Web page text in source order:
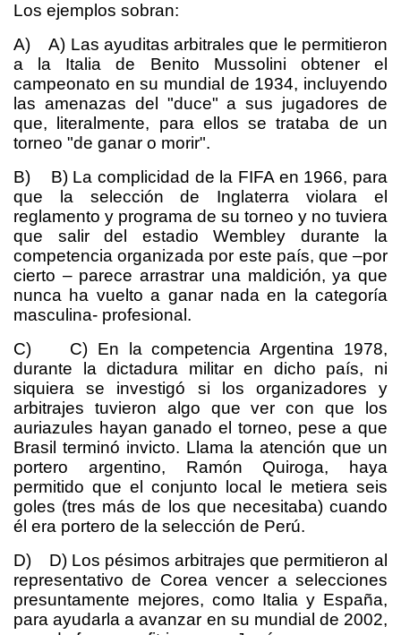
Los ejemplos sobran:
A) A) Las ayuditas arbitrales que le permitieron
a la Italia de Benito Mussolini obtener el
campeonato en su mundial de 1934, incluyendo
las amenazas del "duce" a sus jugadores de
que, literalmente, para ellos se trataba de un
torneo "de ganar o morir".
B) B) La complicidad de la FIFA en 1966, para
que la selección de Inglaterra violara el
reglamento y programa de su torneo y no tuviera
que salir del estadio Wembley durante la
competencia organizada por este país, que –por
cierto – parece arrastrar una maldición, ya que
nunca ha vuelto a ganar nada en la categoría
masculina- profesional.
C) C) En la competencia Argentina 1978,
durante la dictadura militar en dicho país, ni
siquiera se investigó si los organizadores y
arbitrajes tuvieron algo que ver con que los
auriazules hayan ganado el torneo, pese a que
Brasil terminó invicto. Llama la atención que un
portero argentino, Ramón Quiroga, haya
permitido que el conjunto local le metiera seis
goles (tres más de los que necesitaba) cuando
él era portero de la selección de Perú.
D) D) Los pésimos arbitrajes que permitieron al
representativo de Corea vencer a selecciones
presuntamente mejores, como Italia y España,
para ayudarla a avanzar en su mundial de 2002,